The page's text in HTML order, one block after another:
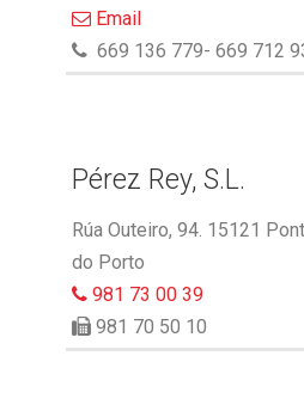
Email
669 136 779- 669 712
Pérez Rey, S.L.
Rúa Outeiro, 94. 15121
do Porto
981 73 00 39
981 70 50 10